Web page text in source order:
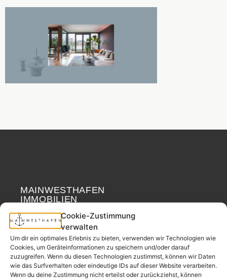
Cookie-Zustimmung
verwalten
Um dir ein optimales Erlebnis zu bieten, verwenden wir Technologien wie
Cookies, um Geräteinformationen zu speichern und/oder darauf
zuzugreifen. Wenn du diesen Technologien zustimmst, können wir Daten
wie das Surfverhalten oder eindeutige IDs auf dieser Website verarbeiten.
Wenn du deine Zustimmung nicht erteilst oder zurückziehst, können
MAINWESTHAFEN
IMMOBILIEN
Ihr Immobilienpartner
aus der
Nachbarschaft.
– seit 2017.